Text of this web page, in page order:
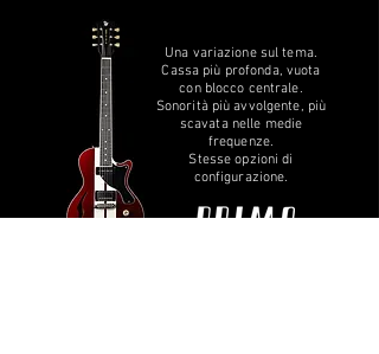
Una variazione sul tema.
Cassa più profonda, vuota
con blocco centrale.
Sonorità più avvolgente, più
scavata nelle medie
frequenze.
Stesse opzioni di
configurazione.